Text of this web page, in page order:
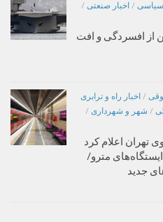
سیاسی / اخبار صنعتی /
از افسردگی و افت
/ اخبار راه و ترابری
/ شهر و شهرداری /
تهران اعلام کرد
مترو/
جدید